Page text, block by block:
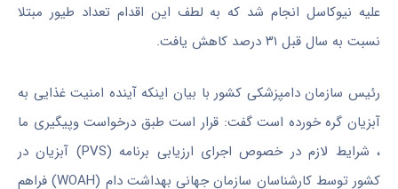
علیه نیوکاسل انجام شد که به لطف این اقدام تعداد طیور مبتلا
نسبت به سال قبل ۳۱ درصد کاهش یافت.
رئیس سازمان دامپزشکی کشور با بیان اینکه آینده امنیت غذایی به
آبزیان گره خورده است گفت: قرار است طبق درخواست وپیگیری ما
، شرایط لازم در خصوص اجرای ارزیابی برنامه (PVS) آبزیان در
کشور توسط کارشناسان سازمان جهانی بهداشت دام (WOAH) فراهم